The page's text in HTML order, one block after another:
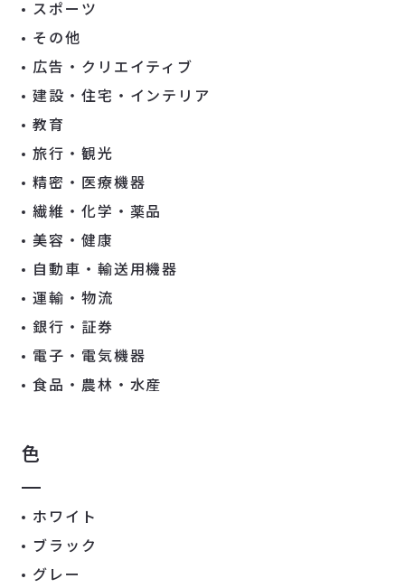
スポーツ
その他
広告・クリエイティブ
建設・住宅・インテリア
教育
旅行・観光
精密・医療機器
繊維・化学・薬品
美容・健康
自動車・輸送用機器
運輸・物流
銀行・証券
電子・電気機器
食品・農林・水産
色
ホワイト
ブラック
グレー